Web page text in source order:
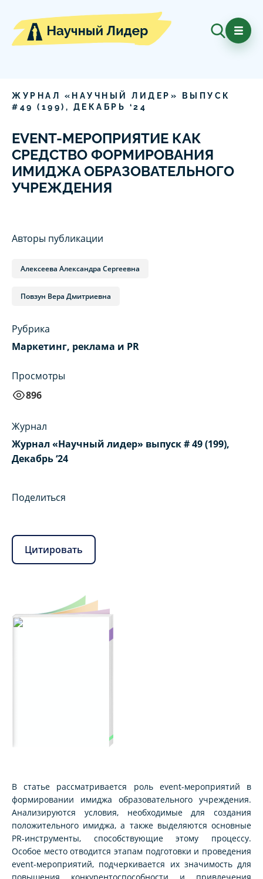
ЖУРНАЛ «НАУЧНЫЙ ЛИДЕР» ВЫПУСК
# 49 ( 199), ДЕКАБРЬ ‘24
EVENT-МЕРОПРИЯТИЕ КАК
СРЕДСТВО ФОРМИРОВАНИЯ
ИМИДЖА ОБРАЗОВАТЕЛЬНОГО
УЧРЕЖДЕНИЯ
Авторы публикации
Алексеева Александра Сергеевна
Повзун Вера Дмитриевна
Рубрика
Маркетинг, реклама и PR
Просмотры
896
Журнал
Журнал «Научный лидер» выпуск # 49 (199),
Декабрь ‘24
Поделиться
Цитировать
В статье рассматривается роль event-мероприятий в
формировании имиджа образовательного учреждения.
Анализируются условия, необходимые для создания
положительного имиджа, а также выделяются основные
PR-инструменты, способствующие этому процессу.
Особое место отводится этапам подготовки и проведения
event-мероприятий, подчеркивается их значимость для